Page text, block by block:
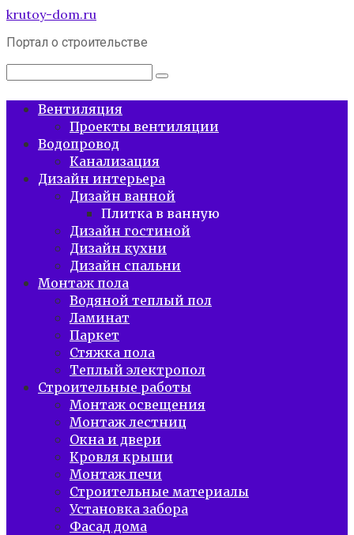
Перейти
контенту
krutoy-dom.ru
Портал о строительстве
Поиск:
Вентиляция
Проекты вентиляции
Водопровод
Канализация
Дизайн интерьера
Дизайн ванной
Плитка в ванную
Дизайн гостиной
Дизайн кухни
Дизайн спальни
Монтаж пола
Водяной теплый пол
Ламинат
Паркет
Стяжка пола
Теплый электропол
Строительные работы
Монтаж освещения
Монтаж лестниц
Окна и двери
Кровля крыши
Монтаж печи
Строительные материалы
Установка забора
Фасад дома